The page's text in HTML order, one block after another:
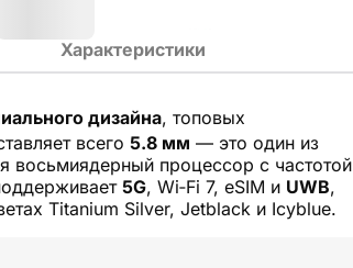
Характеристики
дизайна, топовых
всего 5.8 мм — это один из
восьмиядерный процессор с частотой
5G, Wi‑Fi 7, eSIM и UWB,
Titanium Silver, Jetblack и Icyblue.